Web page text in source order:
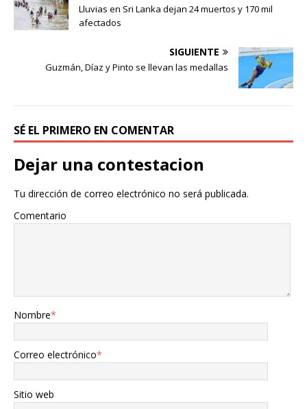
Lluvias en Sri Lanka dejan 24 muertos y 170 mil
afectados
SIGUIENTE
Guzmán, Díaz y Pinto se llevan las medallas
SÉ EL PRIMERO EN COMENTAR
Dejar una contestacion
Tu dirección de correo electrónico no será publicada.
Comentario
Nombre*
Correo electrónico*
Sitio web